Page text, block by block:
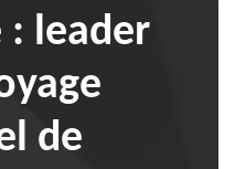
: leader
de